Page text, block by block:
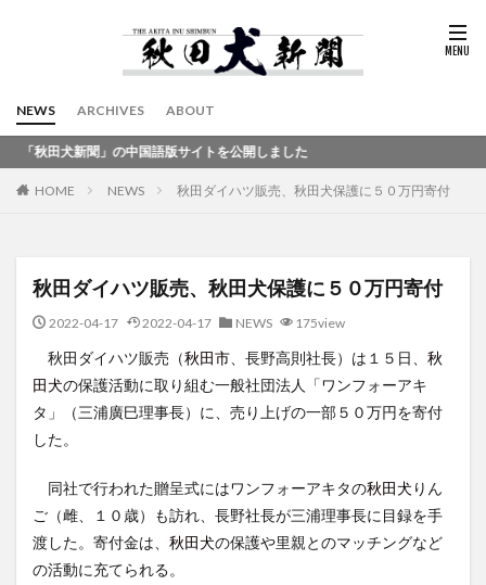
NEWS ARCHIVES ABOUT
新聞」の中国語版サイトを公開しました
HOME NEWS 秋田ダイハツ販売、秋田犬保護に５０万円寄付
秋田ダイハツ販売、秋田犬保護に５０万円寄付
2022-04-17 2022-04-17 NEWS 175view
秋田ダイハツ販売（秋田市 、長野高則社長）は１５日、 秋
田犬の保護活動に取り組む一般社団法人「ワンフォーアキ
タ」（三浦廣巳理事長）に、売り上げの一部５０万円を寄付
した。
同社で行われた贈呈式にはワンフォーアキタの秋田犬 りん
ご（雌、１０歳）も訪れ、長野社長が三浦理事長に目録を手
渡した。寄付金は、 秋田犬の保護や里親とのマッチングなど
の活動に充てられる。